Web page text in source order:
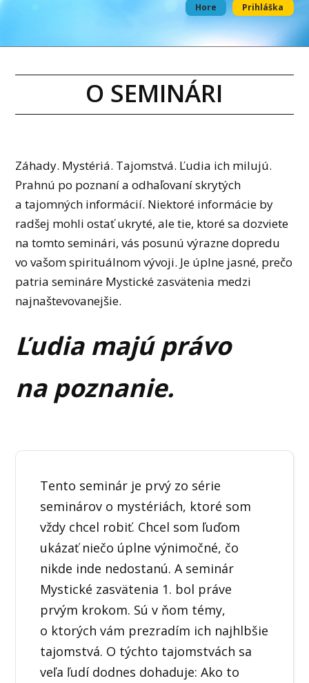
Hore Prihláška
O SEMINÁRI
Záhady. Mystériá. Tajomstvá. Ľudia ich milujú.
Prahnú po poznaní a odhaľovaní skrytých
a tajomných informácií. Niektoré informácie by
radšej mohli ostať ukryté, ale tie, ktoré sa dozviete
na tomto seminári, vás posunú výrazne dopredu
vo vašom spirituálnom vývoji. Je úplne jasné, prečo
patria semináre Mystické zasvätenia medzi
najnaštevovanejšie.
Ľudia majú právo
na poznanie.
Tento seminár je prvý zo série
seminárov o mystériách, ktoré som
vždy chcel robiť. Chcel som ľuďom
ukázať niečo úplne výnimočné, čo
nikde inde nedostanú. A seminár
Mystické zasvätenia 1. bol práve
prvým krokom. Sú v ňom témy,
o ktorých vám prezradím ich najhlbšie
tajomstvá. O týchto tajomstvách sa
veľa ľudí dodnes dohaduje: Ako to